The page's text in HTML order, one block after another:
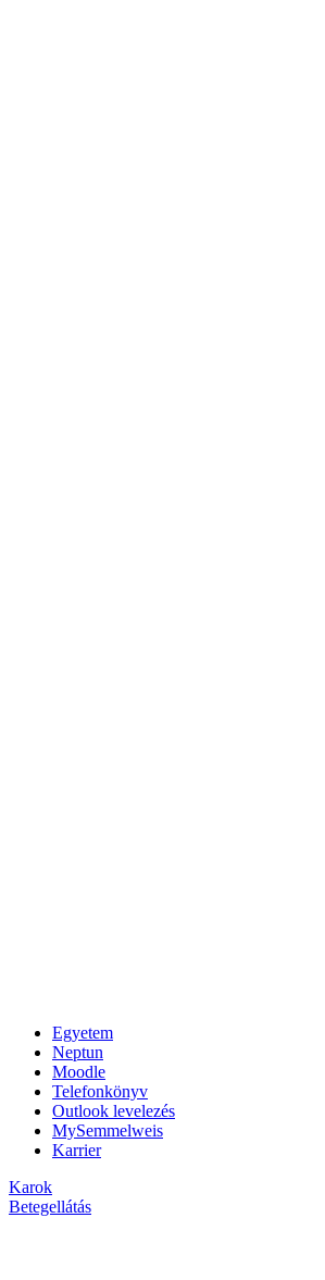
Egyetem
Neptun
Moodle
Telefonkönyv
Outlook levelezés
MySemmelweis
Karrier
Karok
Betegellátás